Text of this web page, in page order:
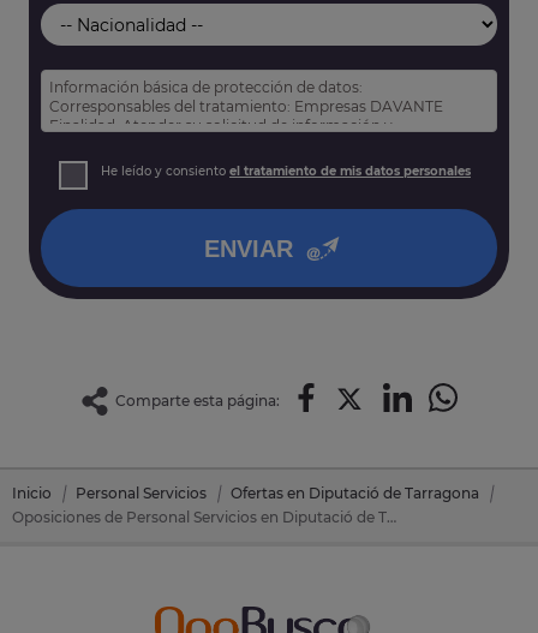
Información básica de protección de datos:
Corresponsables del tratamiento: Empresas DAVANTE
Finalidad: Atender su solicitud de información y
Derechos: Puede acceder, rectificar y suprimir sus datos,
así como otros derechos tal y como se explica en nuestra
He leído y consiento el tratamiento de mis datos personales
ENVIAR
Comparte esta página:
Inicio Personal Servicios
Ofertas en Diputació de Tarragona
Oposiciones de Personal Servicios en Diputació de Tarragona (Tarragona)